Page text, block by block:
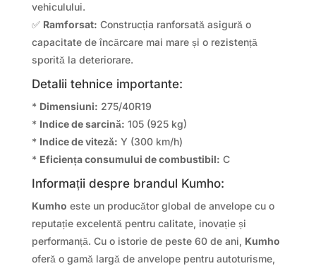
vehiculului.
✅ Ramforsat: Construcția ranforsată asigură o
capacitate de încărcare mai mare și o rezistență
sporită la deteriorare.
Detalii tehnice importante:
* Dimensiuni: 275/40R19
* Indice de sarcină: 105 (925 kg)
* Indice de viteză: Y (300 km/h)
* Eficiența consumului de combustibil: C
Informații despre brandul Kumho:
Kumho este un producător global de anvelope cu o
reputație excelentă pentru calitate, inovație și
performanță. Cu o istorie de peste 60 de ani, Kumho
oferă o gamă largă de anvelope pentru autoturisme,